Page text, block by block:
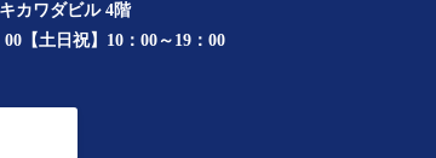
カワダビル 4階
00【土日祝】10：00～19：00